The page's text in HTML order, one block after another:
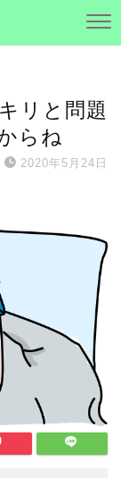
リと問題
らね
2020年5月24日